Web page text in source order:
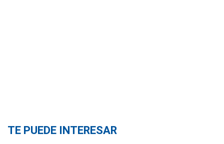
TE PUEDE INTERESAR